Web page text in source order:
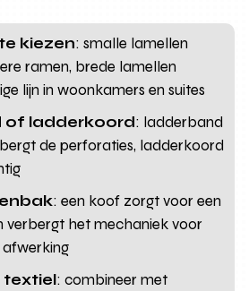
kiezen: smalle lamellen
ramen, brede lamellen
lijn in woonkamers en suites
of ladderkoord: ladderband
de perforaties, ladderkoord
: een koof zorgt voor een
verbergt het mechaniek voor
textiel: combineer met